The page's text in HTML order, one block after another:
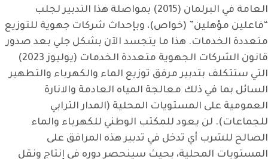
العامة في البرلمان (2015) بمواصلة هذا التدبير لجلب
“فاعلين مؤهلين” (خواص)، وبإحداث شركات جهوية للتوزيع
متعددة الخدمات. هذا ما يتجسد الآن بشكل جلي بعد صدور
قانون الشركات الجهوية متعددة الخدمات (يوليوز 2023)
التي ستتكلف بتدبير مرفق توزيع الماء والكهرباء والتطهير
السائل بما في ذلك معالجة المياه العادمة والانارة
العمومية على المستويات المحلية (المدار الترابي
للجماعات). لن يعود للمكتب الوطني للكهرباء والماء
الصالح للشرب أي تدخل في تدبير هذه المرافق على
المستويات المحلية، بحيث سينحصر دوره في إنتاج ونقل